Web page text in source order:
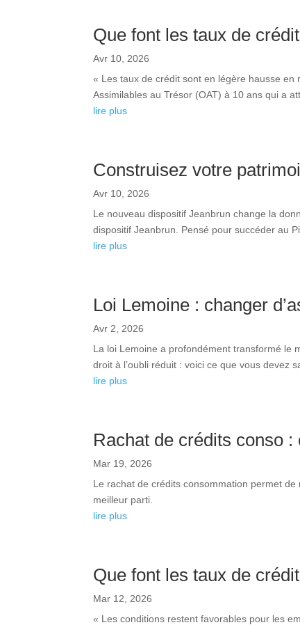
Que font les taux de
Avr 10, 2026
« Les taux de crédit sont en légère hausse
Assimilables au Trésor (OAT) à 10 ans qui a
lire plus
Construisez votre
Avr 10, 2026
Le nouveau dispositif Jeanbrun change la
dispositif Jeanbrun. Pensé pour succéder au
lire plus
Loi Lemoine : changer
Avr 2, 2026
La loi Lemoine a profondément transformé le
droit à l’oubli réduit : voici ce que vous devez
lire plus
Rachat de crédits conso
Mar 19, 2026
Le rachat de crédits consommation permet
meilleur parti.
lire plus
Que font les taux de
Mar 12, 2026
« Les conditions restent favorables pour les